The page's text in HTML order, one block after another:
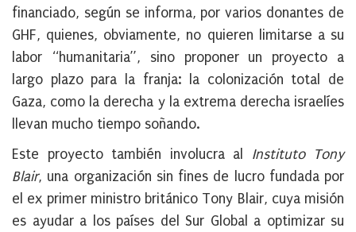
financiado, según se informa, por varios donantes de
GHF, quienes, obviamente, no quieren limitarse a su
labor “humanitaria”, sino proponer un proyecto a
largo plazo para la franja: la colonización total de
Gaza, como la derecha y la extrema derecha israelíes
llevan mucho tiempo soñando.
Este proyecto también involucra al Instituto Tony
Blair, una organización sin fines de lucro fundada por
el ex primer ministro británico Tony Blair, cuya misión
es ayudar a los países del Sur Global a optimizar su